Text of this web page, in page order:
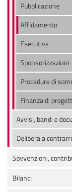
Pubblicazione
Affidamento
Esecutiva
Sponsorizzazioni
Procedure di
Finanza di
Avvisi, bandi e
Delibera a
Sovvenzioni,
Bilanci